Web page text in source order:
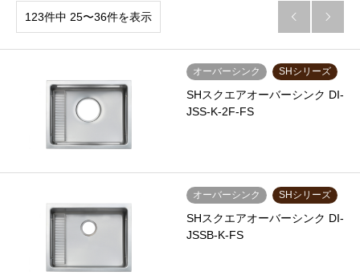
123件中 25〜36件を表示  
オーバーシンク SHシリーズ
SHスクエアオーバーシンク DI-
JSS-K-2F-FS
オーバーシンク SHシリーズ
SHスクエアオーバーシンク DI-
JSSB-K-FS